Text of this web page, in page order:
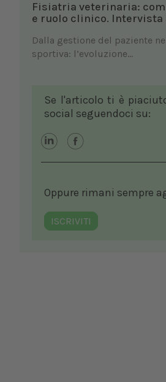
Fisiatria veterinaria:
e ruolo clinico. Intervista
Dalla gestione del paziente
sportiva: l’evoluzione...
Se l'articolo ti è
social seguendoci su:
Oppure rimani sempre
ISCRIVITI